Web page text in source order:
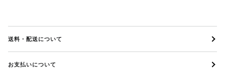
送料・配送について
お支払いについて